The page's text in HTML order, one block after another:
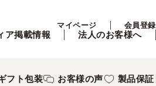
マイページ 会員登録
ア掲載情報 法人のお客様へ
フト包装 お客様の声 製品保証